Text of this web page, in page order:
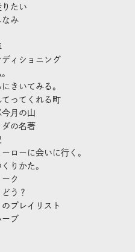
たい
み
ィショニング
きいてみる。
ってくれる町
月の山
の名著
ローに会いに行く。
りかた。
ク
う？
プレイリスト
ブ